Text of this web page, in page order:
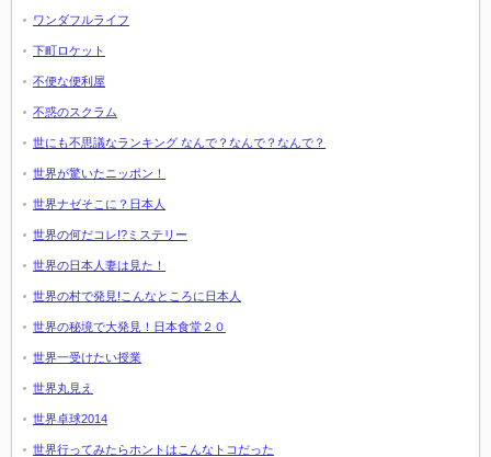
ワンダフルライフ
下町ロケット
不便な便利屋
不惑のスクラム
世にも不思議なランキング なんで？なんで？なんで？
世界が驚いたニッポン！
世界ナゼそこに？日本人
世界の何だコレ!?ミステリー
世界の日本人妻は見た！
世界の村で発見!こんなところに日本人
世界の秘境で大発見！日本食堂２０
世界一受けたい授業
世界丸見え
世界卓球2014
世界行ってみたらホントはこんなトコだった